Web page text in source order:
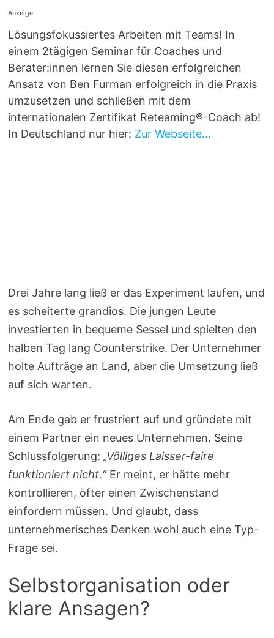
Anzeige:
Lösungsfokussiertes Arbeiten mit Teams! In
einem 2tägigen Seminar für Coaches und
Berater:innen lernen Sie diesen erfolgreichen
Ansatz von Ben Furman erfolgreich in die Praxis
umzusetzen und schließen mit dem
internationalen Zertifikat Reteaming®-Coach ab!
In Deutschland nur hier: Zur Webseite...
Drei Jahre lang ließ er das Experiment laufen, und
es scheiterte grandios. Die jungen Leute
investierten in bequeme Sessel und spielten den
halben Tag lang Counterstrike. Der Unternehmer
holte Aufträge an Land, aber die Umsetzung ließ
auf sich warten.
Am Ende gab er frustriert auf und gründete mit
einem Partner ein neues Unternehmen. Seine
Schlussfolgerung:„Völliges Laisser-faire
funktioniert nicht.“Er meint, er hätte mehr
kontrollieren, öfter einen Zwischenstand
einfordern müssen. Und glaubt, dass
unternehmerisches Denken wohl auch eine Typ-
Frage sei.
Selbstorganisation oder
klare Ansagen?